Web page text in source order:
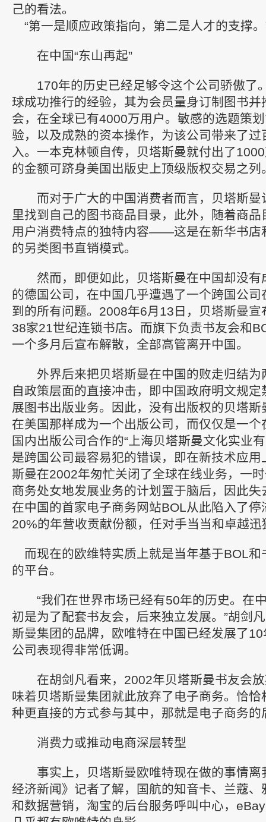
己的看法。
“第一是顺应政策指向，第二是人才的支撑
在中国“东山再起”
170年的历史已经足够令这个公司骄傲了
球成功推行的经验，其为会员量身订制图书
会，在全球已有4000万用户。敏感的选题策
验，以及成熟的资本操作，为该公司带来了
入。一本克林顿自传，贝塔斯曼就付出了
的金额可跻身美国出版史上顶级版权交易之列
而对于广大的中国消费者而言，贝塔斯曼
里找到自己的图书商品目录，此外，随着商
用户消费特点的独特内容——这是在新华书店
的另类图书直销模式。
然而，即便如此，贝塔斯曼在中国却没有
的德国公司，在中国几乎遭遇了一个跨国公
到的所有问题。2008年6月13日，贝塔斯曼宣
38家21世纪连锁书店。而旗下负责书友会和
一个多月后宣布解散，全部高管离开中国。
外界后来把贝塔斯曼在中国的败走归结为
自政策层面的直接冲击，即中国政府明文规
展图书出版业务。因此，没有出版权的贝塔
在美国那样成为一个出版公司，而仅仅是一
国内出版公司合作的“上海贝塔斯曼文化实业
是跨国公司最容易犯的错误，即在新技术应
斯曼在2002年匆忙关闭了全球在线业务，一
商务处女地发展业务的计划置于脑后，因此
在中国的首家电子商务网站BOL从此陷入了
20%的年营收贡献份额，任对手当当和卓越迅
而现在的欧维特实质上就是当年基于BOL和
的平台。
“我们在世界市场已经有50年的历史。在
初是为了配套书友会，后来独立发展。”胡剑
斯曼集团的品牌，欧唯特在中国已经发展了
公司表现得非常低调。
在胡剑凡看来，2002年贝塔斯曼书友会放
味着贝塔斯曼集团就此放弃了电子商务。恰
种更直接的方式参与其中，那就是电子商务的
消费力或推动电商深层转型
事实上，贝塔斯曼欧唯特现在做的事情离
经济新闻》记者了解，国航的知音卡、兰蔻
和数据营销，淘宝的后台服务呼叫中心，